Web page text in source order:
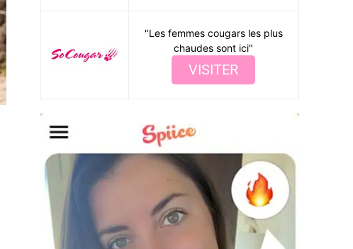
"Les femmes cougars les plus
chaudes sont ici"
VISITER